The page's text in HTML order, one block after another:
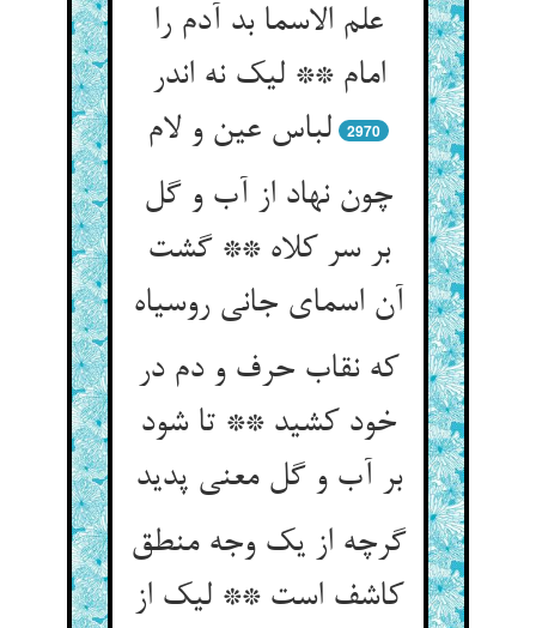
علم الاسما بد آدم را
امام ** لیک نه اندر
لباس عین و لام
2970
چون نهاد از آب و گل
بر سر کلاه ** گشت
آن اسمای جانی روسیاه
که نقاب حرف و دم در
خود کشید ** تا شود
بر آب و گل معنی پدید
گرچه از یک وجه منطق
کاشف است ** لیک از